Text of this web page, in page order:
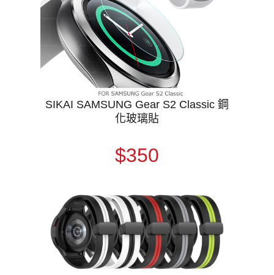
SIKAI SAMSUNG Gear S2 Classic 鋼
化玻璃貼
$350